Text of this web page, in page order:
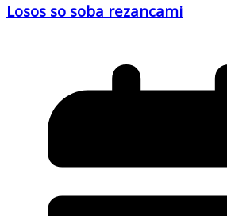
Losos so soba rezancami